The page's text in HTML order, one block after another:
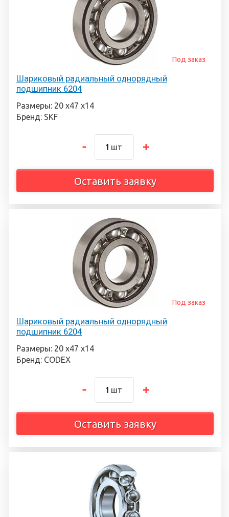
Шариковый радиальный однорядный
подшипник 6204
Под заказ
Размеры: 20 х47 х14
Бренд: SKF
шт
Оставить заявку
Шариковый радиальный однорядный
подшипник 6204
Под заказ
Размеры: 20 х47 х14
Бренд: CODEX
шт
Оставить заявку